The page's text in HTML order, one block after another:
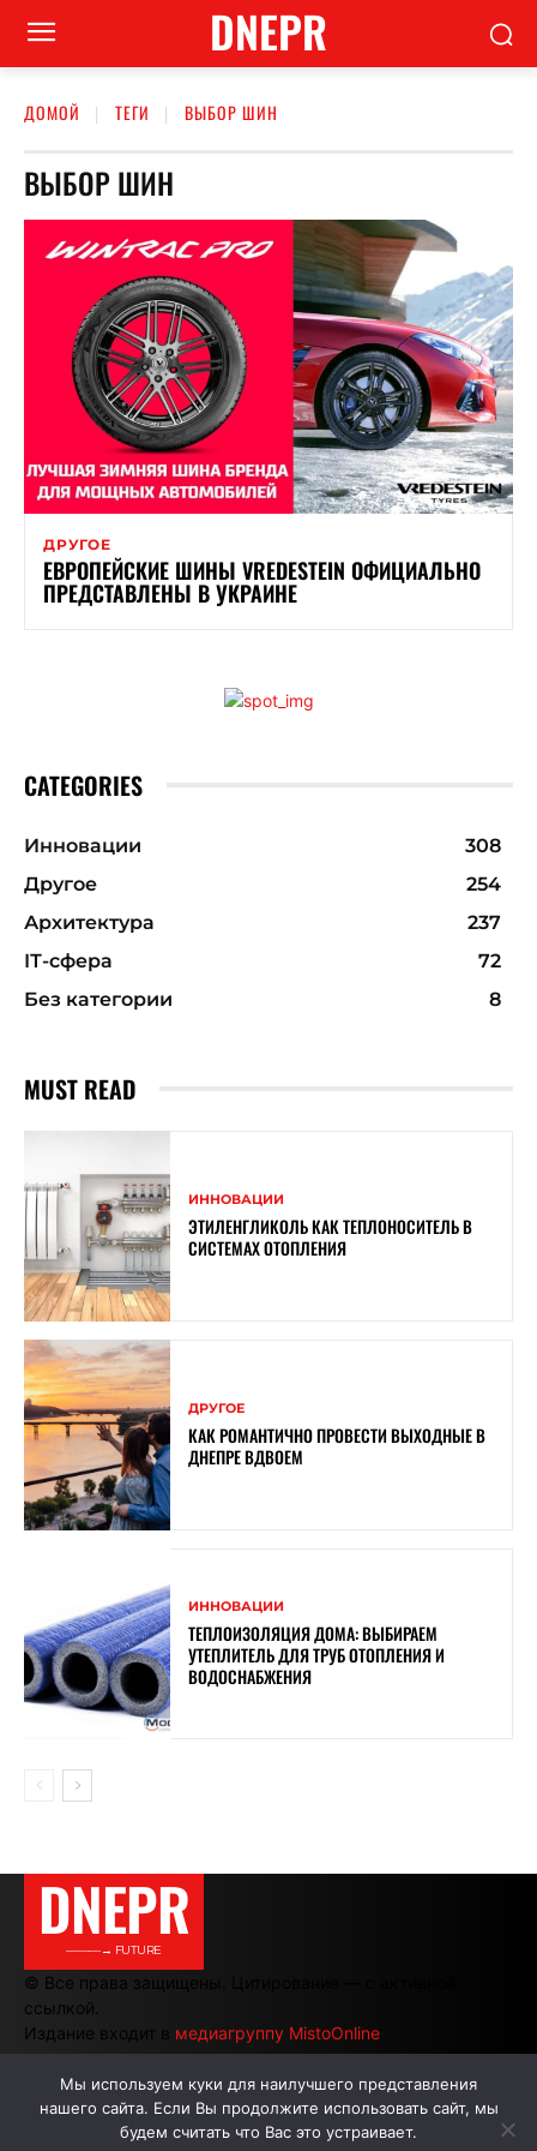
DNEPR
ДОМОЙ ТЕГИ ВЫБОР ШИН
ВЫБОР ШИН
ДРУГОЕ
ЕВРОПЕЙСКИЕ ШИНЫ VREDESTEIN ОФИЦИАЛЬНО
ПРЕДСТАВЛЕНЫ В УКРАИНЕ
CATEGORIES
Инновации
308
Другое
254
Архитектура
237
ІТ-сфера
72
Без категории
8
MUST READ
ИННОВАЦИИ
ЭТИЛЕНГЛИКОЛЬ КАК ТЕПЛОНОСИТЕЛЬ В
СИСТЕМАХ ОТОПЛЕНИЯ
ДРУГОЕ
КАК РОМАНТИЧНО ПРОВЕСТИ ВЫХОДНЫЕ В
ДНЕПРЕ ВДВОЕМ
ИННОВАЦИИ
ТЕПЛОИЗОЛЯЦИЯ ДОМА: ВЫБИРАЕМ
УТЕПЛИТЕЛЬ ДЛЯ ТРУБ ОТОПЛЕНИЯ И
ВОДОСНАБЖЕНИЯ
DNEPR
———→ FUTURE
© Все права защищены. Цитирование — с активной
ссылкой.
Издание входит в медиагруппу MistoOnline
АВТОРЫ РЕКЛАМА НА САЙТЕ
Мы используем куки для наилучшего представления
нашего сайта. Если Вы продолжите использовать сайт, мы
будем считать что Вас это устраивает.